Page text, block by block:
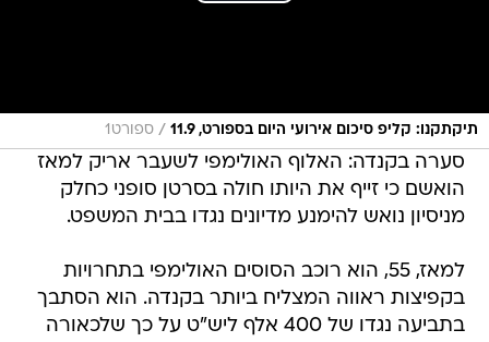
תיקתקנו: קליפ סיכום אירועי היום בספורט, 11.9 / ספורט1
סערה בקנדה: האלוף האולימפי לשעבר אריק למאז
הואשם כי זייף את היותו חולה בסרטן סופני כחלק
מניסיון נואש להימנע מדיונים נגדו בבית המשפט.
למאז, 55, הוא רוכב הסוסים האולימפי בתחרויות
בקפיצות ראווה המצליח ביותר בקנדה. הוא הסתבך
בתביעה נגדו של 400 אלף ליש"ט על כך שלכאורה